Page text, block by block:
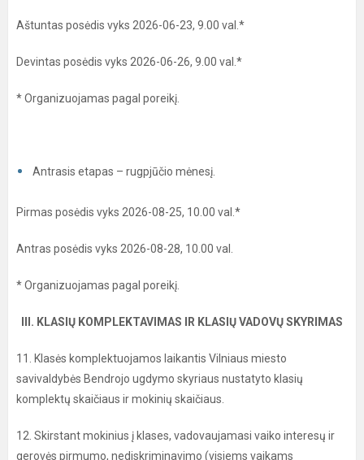
Aštuntas posėdis vyks 2026-06-23, 9.00 val.*
Devintas posėdis vyks 2026-06-26, 9.00 val.*
* Organizuojamas pagal poreikį.
Antrasis etapas – rugpjūčio mėnesį.
Pirmas posėdis vyks 2026-08-25, 10.00 val.*
Antras posėdis vyks 2026-08-28, 10.00 val.
* Organizuojamas pagal poreikį.
III. KLASIŲ KOMPLEKTAVIMAS IR KLASIŲ VADOVŲ SKYRIMAS
11. Klasės komplektuojamos laikantis Vilniaus miesto
savivaldybės Bendrojo ugdymo skyriaus nustatyto klasių
komplektų skaičiaus ir mokinių skaičiaus.
12. Skirstant mokinius į klases, vadovaujamasi vaiko interesų ir
gerovės pirmumo, nediskriminavimo (visiems vaikams